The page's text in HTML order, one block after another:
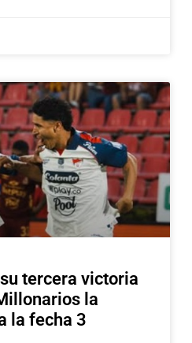
tercera victoria
la
la fecha 3